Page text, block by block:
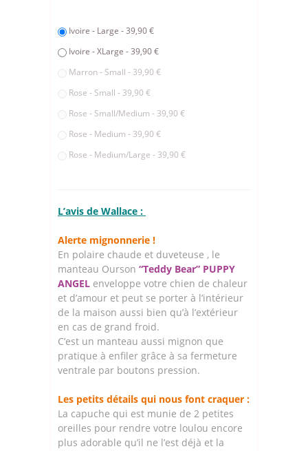
Ivoire - Large - 39,90 €
Ivoire - XLarge - 39,90 €
Marron - Small - 39,90 €
Rose - Small - 39,90 €
Rose - Small/Medium - 39,90 €
Rose - Medium - 39,90 €
Rose - Medium/Large - 39,90 €
L’avis de Wallace :
Alerte mignonnerie !
En polaire chaude et duveteuse , le
manteau Ourson “Teddy Bear” PUPPY
ANGEL enveloppe votre chien de chaleur
et d’amour et peut se porter à l’intérieur
de la maison aussi bien qu’à l’extérieur
en cas de grand froid.
C’est un manteau aussi mignon que
pratique à enfiler grâce à sa fermeture
ventrale par boutons pression.
Les petits détails qui nous font craquer :
La capuche qui est munie de 2 petites
oreilles pour rendre votre loulou encore
plus adorable qu’il ne l’est déjà et la